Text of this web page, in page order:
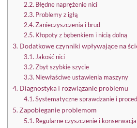
Błędne naprężenie nici
Problemy z igłą
Zanieczyszczenia i brud
Kłopoty z bębenkiem i nicią dolną
Dodatkowe czynniki wpływające na
Jakość nici
Zbyt szybkie szycie
Niewłaściwe ustawienia maszyny
Diagnostyka i rozwiązanie problemu
Systematyczne sprawdzanie i
Zapobieganie problemom
Regularne czyszczenie i konserwacja